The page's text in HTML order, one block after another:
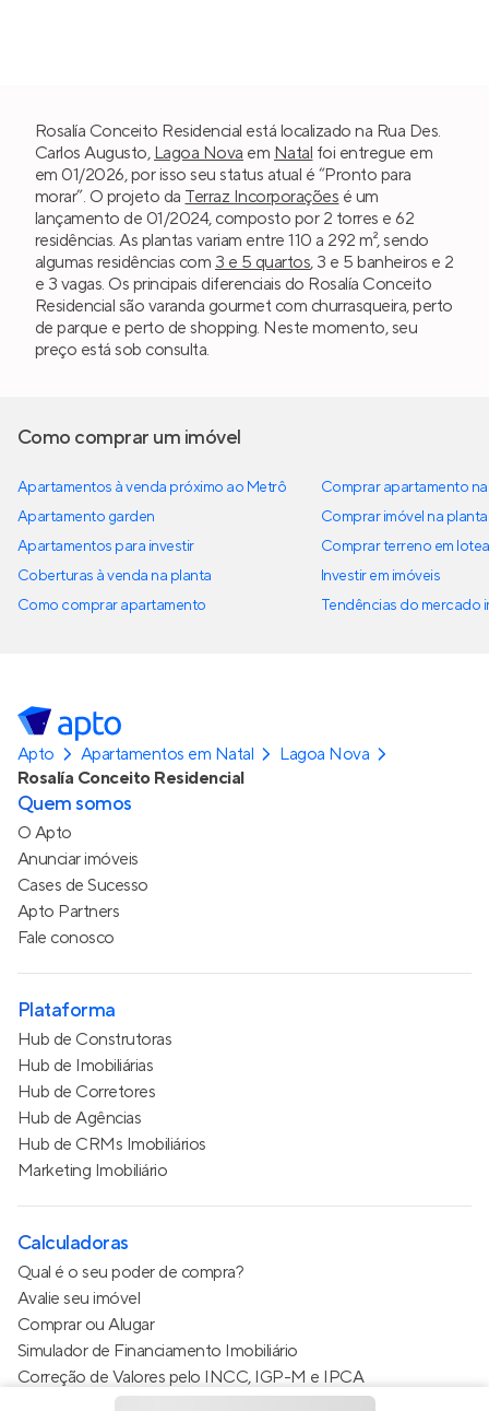
Rosalía Conceito Residencial está localizado na Rua Des.
Carlos Augusto, Lagoa Nova em Natal foi entregue em
em 01/2026, por isso seu status atual é “Pronto para
morar”. O projeto da Terraz Incorporações é um
lançamento de 01/2024, composto por 2 torres e 62
residências. As plantas variam entre 110 a 292 m², sendo
algumas residências com 3 e 5 quartos, 3 e 5 banheiros e 2
e 3 vagas. Os principais diferenciais do Rosalía Conceito
Residencial são varanda gourmet com churrasqueira, perto
de parque e perto de shopping. Neste momento, seu
preço está sob consulta.
Como comprar um imóvel
Apartamentos à venda próximo ao Metrô
Apartamento garden
Apartamentos para investir
Coberturas à venda na planta
Como comprar apartamento
Comprar apartamento
Comprar imóvel na planta
Comprar terreno em
Investir em imóveis
Tendências do mercado
Apto Apartamentos em Natal
Lagoa Nova
Rosalía Conceito Residencial
Quem somos
O Apto
Anunciar imóveis
Cases de Sucesso
Apto Partners
Fale conosco
Plataforma
Hub de Construtoras
Hub de Imobiliárias
Hub de Corretores
Hub de Agências
Hub de CRMs Imobiliários
Marketing Imobiliário
Calculadoras
Qual é o seu poder de compra?
Avalie seu imóvel
Comprar ou Alugar
Simulador de Financiamento Imobiliário
Correção de Valores pelo INCC, IGP-M e IPCA
Estimativa de valor do condomínio